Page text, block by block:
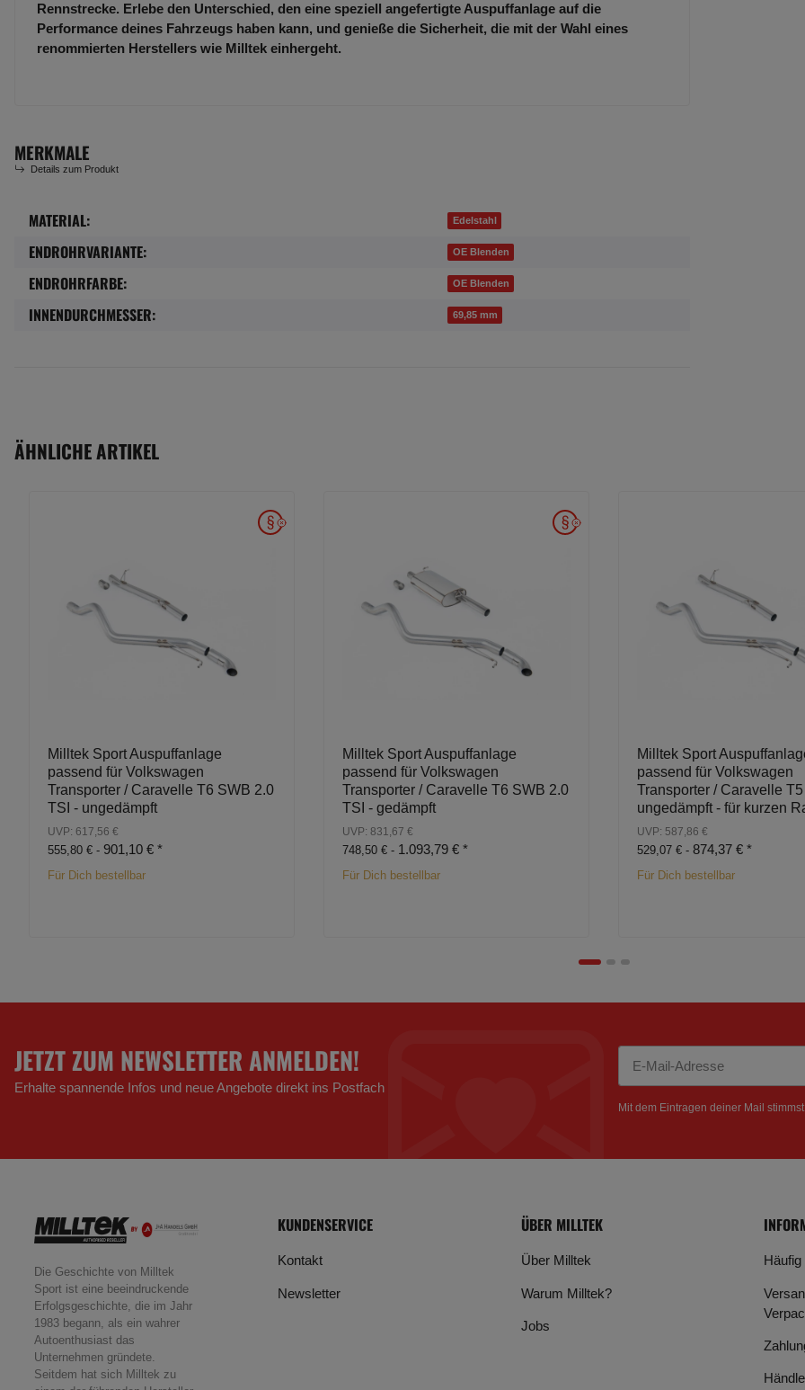
Rennstrecke. Erlebe den Unterschied, den eine speziell angefertigte Auspuffanlage auf die
Performance deines Fahrzeugs haben kann, und genieße die Sicherheit, die mit der Wahl eines
renommierten Herstellers wie Milltek einhergeht.
MERKMALE
Details zum Produkt
Produkteigenschaft
Wert
MATERIAL: Edelstahl
ENDROHRVARIANTE: OE Blenden
ENDROHRFARBE: OE Blenden
INNENDURCHMESSER: 69,85 mm
ÄHNLICHE ARTIKEL
Milltek Sport Auspuffanlage
passend für Volkswagen
Transporter / Caravelle T6 SWB 2.0
TSI - ungedämpft
UVP: 617,56 €
555,80 € - 901,10 € *
Für Dich bestellbar
Milltek Sport Auspuffanlage
passend für Volkswagen
Transporter / Caravelle T6 SWB 2.0
TSI - gedämpft
UVP: 831,67 €
748,50 € - 1.093,79 € *
Für Dich bestellbar
Milltek Sport
passend für Volkswagen
Transporter / Caravelle
ungedämpft - für kurzen
UVP: 587,86 €
529,07 € - 874,37 € *
Für Dich bestellbar
JETZT ZUM NEWSLETTER ANMELDEN!
Erhalte spannende Infos und neue Angebote direkt ins Postfach
Mit dem Eintragen deiner Mail
Die Geschichte von Milltek
Sport ist eine beeindruckende
Erfolgsgeschichte, die im Jahr
1983 begann, als ein wahrer
Autoenthusiast das
Unternehmen gründete.
Seitdem hat sich Milltek zu
KUNDENSERVICE
Kontakt
Newsletter
ÜBER MILLTEK
Über Milltek
Warum Milltek?
Jobs